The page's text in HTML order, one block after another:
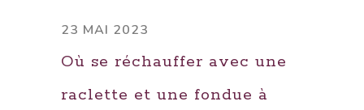
23 MAI 2023
Où se réchauffer avec une
raclette et une fondue à